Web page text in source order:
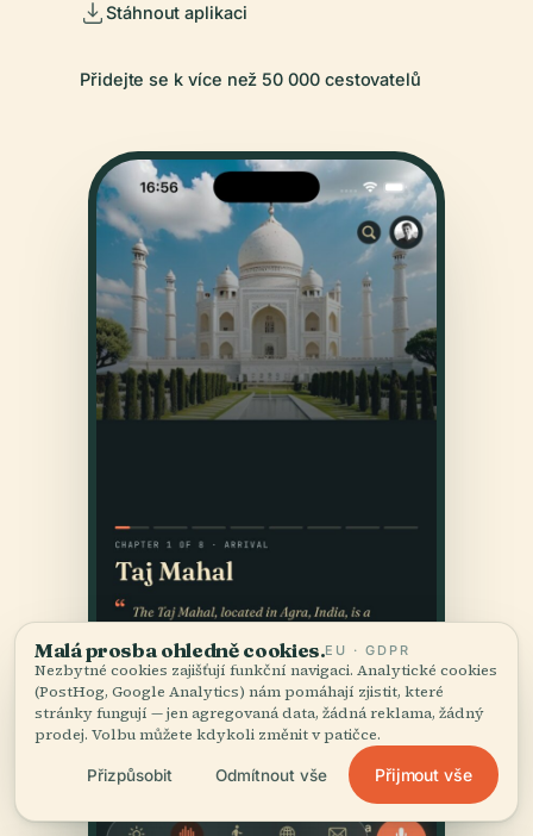
Stáhnout aplikaci
Přidejte se k více než 50 000 cestovatelů
Malá prosba ohledně cookies.EU · GDPR
Nezbytné cookies zajišťují funkční navigaci. Analytické cookies
(PostHog, Google Analytics) nám pomáhají zjistit, které
stránky fungují — jen agregovaná data, žádná reklama, žádný
prodej. Volbu můžete kdykoli změnit v patičce.
Přizpůsobit Odmítnout vše Přijmout vše